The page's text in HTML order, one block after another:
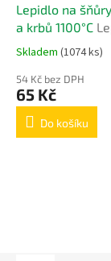
Lepidlo na
a krbů 1100°C
šňůry do kamen
Skladem (1074 ks)
54 Kč bez DPH
65 Kč
Do košíku